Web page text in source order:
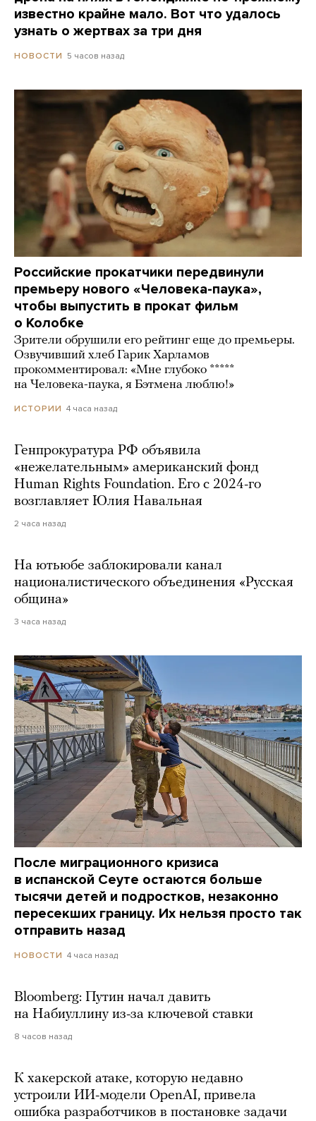
известно крайне мало. Вот что удалось
узнать о жертвах за три дня
НОВОСТИ 5 часов назад
Российские прокатчики передвинули
премьеру нового «Человека-паука»,
чтобы выпустить в прокат фильм
о Колобке
Зрители обрушили его рейтинг еще до премьеры.
Озвучивший хлеб Гарик Харламов
прокомментировал: «Мне глубоко *****
на Человека-паука, я Бэтмена люблю!»
ИСТОРИИ 4 часа назад
Генпрокуратура РФ объявила
«нежелательным» американский фонд
Human Rights Foundation. Его с 2024-го
возглавляет Юлия Навальная
2 часа назад
На ютьюбе заблокировали канал
националистического объединения «Русская
община»
3 часа назад
После миграционного кризиса
в испанской Сеуте остаются больше
тысячи детей и подростков, незаконно
пересекших границу. Их нельзя просто так
отправить назад
НОВОСТИ 4 часа назад
Bloomberg: Путин начал давить
на Набиуллину из-за ключевой ставки
8 часов назад
К хакерской атаке, которую недавно
устроили ИИ-модели OpenAI, привела
ошибка разработчиков в постановке задачи